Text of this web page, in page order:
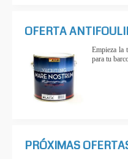
OFERTA
Empieza la
para tu
PRÓXIMAS